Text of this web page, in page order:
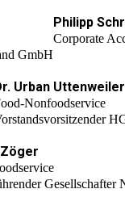
GmbH
Philipp
Corporate
Urban Uttenweiler
Nonfoodservice
Gesellschafter